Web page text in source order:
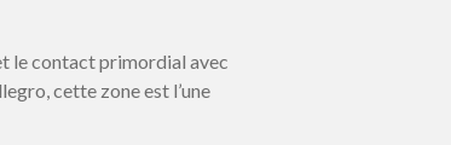
le contact primordial avec
cette zone est l’une